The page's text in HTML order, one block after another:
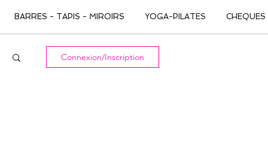
BARRES - TAPIS - MIROIRS YOGA-PILATES CHEQUES
Connexion/Inscription